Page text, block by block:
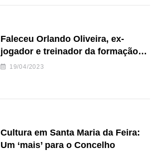
Faleceu Orlando Oliveira, ex-
jogador e treinador da formação
de andebol do Feirense
19/04/2023
Cultura em Santa Maria da Feira:
Um ‘mais’ para o Concelho